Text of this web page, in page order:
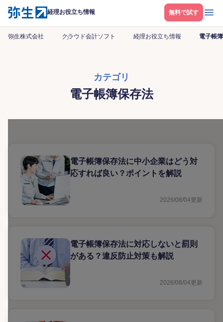
経理お役立ち情報 無料で試す メニ
弥生株式会社 クラウド会計ソフト 経理お役立ち情報 電子帳
電子帳簿保存法
カテゴリ
電子帳簿保存法に中小企業はどう対
応すれば良い？ポイントを解説
2026/08/04更新
電子帳簿保存法に対応しないと罰則
がある？違反防止対策も解説
2026/08/04更新